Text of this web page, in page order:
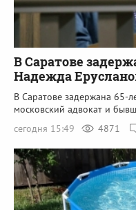
В Саратове
Надежда
В Саратове задержана 65-
московский адвокат и
сегодня 15:49
4871